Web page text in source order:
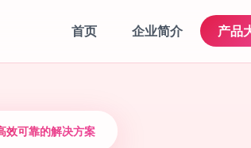
首页 企业简介 产品
效可靠的解决方案